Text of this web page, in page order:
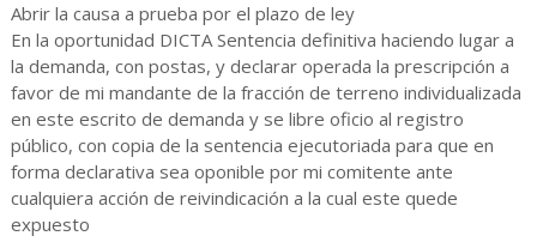
Abrir la causa a prueba por el plazo de ley
En la oportunidad DICTA Sentencia definitiva haciendo lugar a
la demanda, con postas, y declarar operada la prescripción a
favor de mi mandante de la fracción de terreno individualizada
en este escrito de demanda y se libre oficio al registro
público, con copia de la sentencia ejecutoriada para que en
forma declarativa sea oponible por mi comitente ante
cualquiera acción de reivindicación a la cual este quede
expuesto